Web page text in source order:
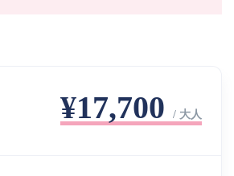
¥17,700 / 大人